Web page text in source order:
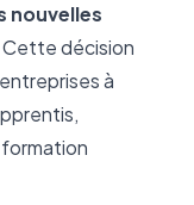
nouvelles
Cette décision
à